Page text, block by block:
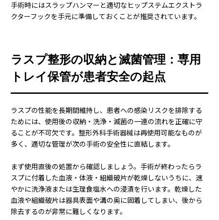
手術時にはスラップハンマーと適切なヒップステムエクストラ
クターフックを手元に準備しておくことが推奨されています。
ラスプ整形の収納と滅菌管理：専用
トレイ保管が患者安全の起点
ラスプの性能を長期間維持し、患者への感染リスクを排除する
ためには、使用後の収納・洗浄・滅菌の一連の流れを正確に守
ることが不可欠です。整形外科手術器械は再使用可能なものが
多く、適切な管理が次の手術の安全性に直結します。
まず使用直後の処置から確認しましょう。手術が終わったらラ
スプに付着した血液・体液・組織破片が乾燥しないうちに、速
やかに洗浄液または生理食塩水への浸漬を行います。乾燥した
血液や組織破片は器具表面や溝の奥に固着してしまい、後から
除去するのが非常に難しくなります。